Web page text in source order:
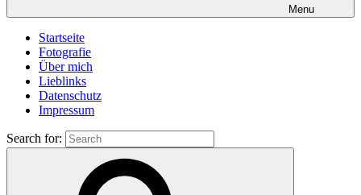
Menu
Startseite
Fotografie
Über mich
Lieblinks
Datenschutz
Impressum
Search for: